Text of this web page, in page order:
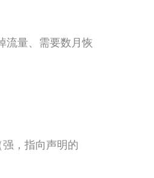
流量、需要数月恢
强，指向声明的